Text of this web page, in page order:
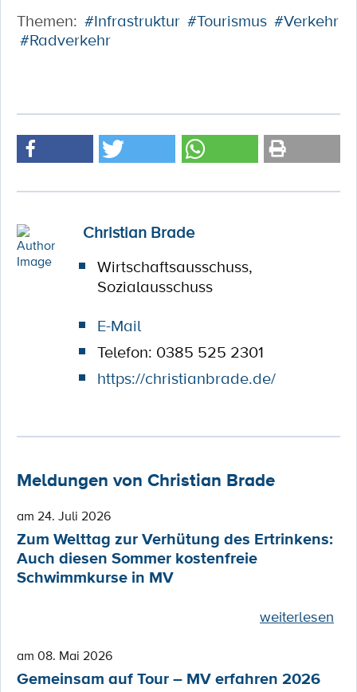
Themen: #Infrastruktur #Tourismus #Verkehr
#Radverkehr
Christian Brade
Wirtschaftsausschuss,
Sozialausschuss
E-Mail
Telefon: 0385 525 2301
https://christianbrade.de/
Meldungen von Christian Brade
am 24. Juli 2026
Zum Welttag zur Verhütung des Ertrinkens:
Auch diesen Sommer kostenfreie
Schwimmkurse in MV
weiterlesen
am 08. Mai 2026
Gemeinsam auf Tour – MV erfahren 2026